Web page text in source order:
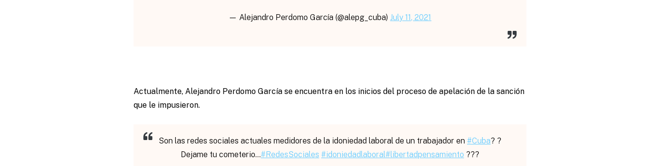
— Alejandro Perdomo García (@alepg_cuba) July 11, 2021
Actualmente, Alejandro Perdomo García se encuentra en los inicios del proceso de apelación de la sanción
que le impusieron.
Son las redes sociales actuales medidores de la idoniedad laboral de un trabajador en #Cuba? ?
Dejame tu cometerio…#RedesSociales #idoniedadlaboral#libertadpensamiento ???